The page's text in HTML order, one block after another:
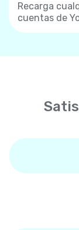
Recarga
cuentas de